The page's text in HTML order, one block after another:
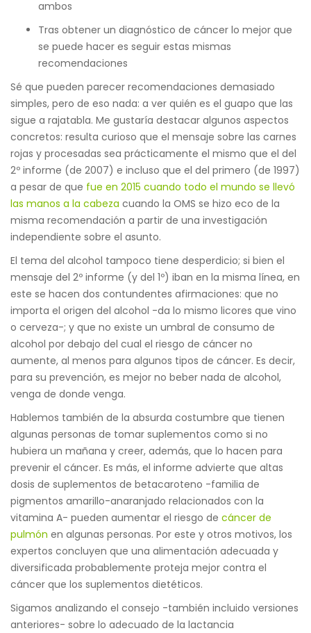
ambos
Tras obtener un diagnóstico de cáncer lo mejor que
se puede hacer es seguir estas mismas
recomendaciones
Sé que pueden parecer recomendaciones demasiado
simples, pero de eso nada: a ver quién es el guapo que las
sigue a rajatabla. Me gustaría destacar algunos aspectos
concretos: resulta curioso que el mensaje sobre las carnes
rojas y procesadas sea prácticamente el mismo que el del
2º informe (de 2007) e incluso que el del primero (de 1997)
a pesar de que fue en 2015 cuando todo el mundo se llevó
las manos a la cabeza cuando la OMS se hizo eco de la
misma recomendación a partir de una investigación
independiente sobre el asunto.
El tema del alcohol tampoco tiene desperdicio; si bien el
mensaje del 2º informe (y del 1º) iban en la misma línea, en
este se hacen dos contundentes afirmaciones: que no
importa el origen del alcohol -da lo mismo licores que vino
o cerveza-; y que no existe un umbral de consumo de
alcohol por debajo del cual el riesgo de cáncer no
aumente, al menos para algunos tipos de cáncer. Es decir,
para su prevención, es mejor no beber nada de alcohol,
venga de donde venga.
Hablemos también de la absurda costumbre que tienen
algunas personas de tomar suplementos como si no
hubiera un mañana y creer, además, que lo hacen para
prevenir el cáncer. Es más, el informe advierte que altas
dosis de suplementos de betacaroteno -familia de
pigmentos amarillo-anaranjado relacionados con la
vitamina A- pueden aumentar el riesgo de cáncer de
pulmón en algunas personas. Por este y otros motivos, los
expertos concluyen que una alimentación adecuada y
diversificada probablemente proteja mejor contra el
cáncer que los suplementos dietéticos.
Sigamos analizando el consejo -también incluido versiones
anteriores- sobre lo adecuado de la lactancia